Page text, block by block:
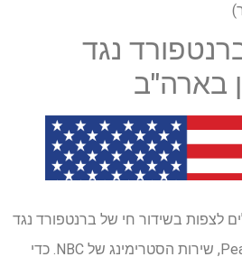
נגד
בארה"ב
לצפות בשידור חי של ברנטפורד נגד
איפסוויץ' טאון ב-Peacock TV, שירות הסטרימינג של NBC. כדי